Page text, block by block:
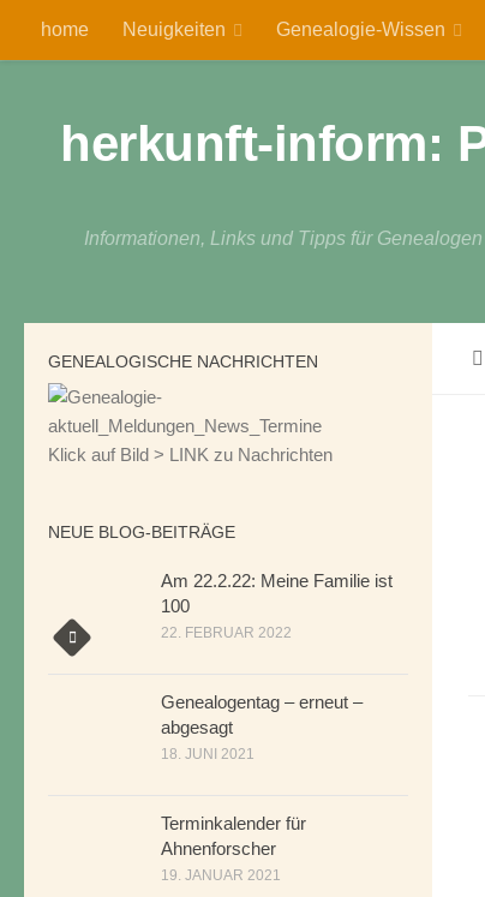
Zum Inhalt springen
home Neuigkeiten Genealogie-Wissen
herkunft-inform:
Informationen, Links und Tipps für Genealogen
GENEALOGISCHE NACHRICHTEN
Klick auf Bild > LINK zu Nachrichten
NEUE BLOG-BEITRÄGE
Am 22.2.22: Meine Familie ist
100
22. FEBRUAR 2022
Genealogentag – erneut –
abgesagt
18. JUNI 2021
Terminkalender für
Ahnenforscher
19. JANUAR 2021